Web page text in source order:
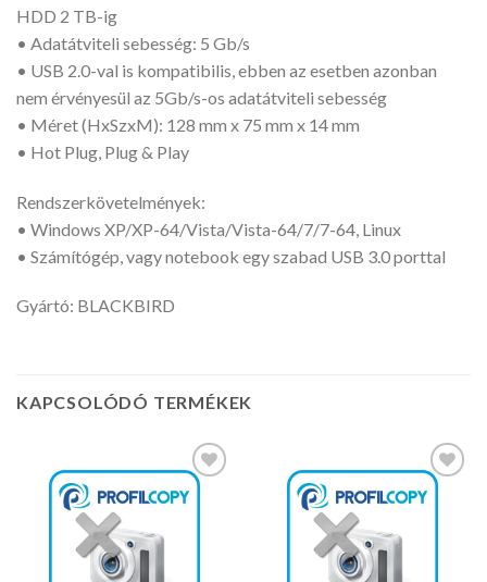
HDD 2 TB-ig
• Adatátviteli sebesség: 5 Gb/s
• USB 2.0-val is kompatibilis, ebben az esetben azonban
nem érvényesül az 5Gb/s-os adatátviteli sebesség
• Méret (HxSzxM): 128 mm x 75 mm x 14 mm
• Hot Plug, Plug & Play
Rendszerkövetelmények:
• Windows XP/XP-64/Vista/Vista-64/7/7-64, Linux
• Számítógép, vagy notebook egy szabad USB 3.0 porttal
Gyártó: BLACKBIRD
KAPCSOLÓDÓ TERMÉKEK
Kedvencekhez Kedvencekhez